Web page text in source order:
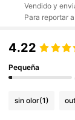
Vendido y
Para reportar
4.22
Pequeña
sin olor(1)